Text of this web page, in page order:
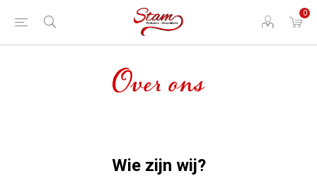
0
Over ons
Wie zijn wij?